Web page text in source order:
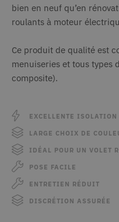
bien en neuf qu’en
roulants à moteur
Ce produit de qualité est
menuiseries et tous types
composite).
EXCELLENTE
LARGE CHOIX DE
IDÉAL POUR UN VOLET
POSE FACILE
ENTRETIEN RÉDUIT
DISCRÉTION ASSURÉE